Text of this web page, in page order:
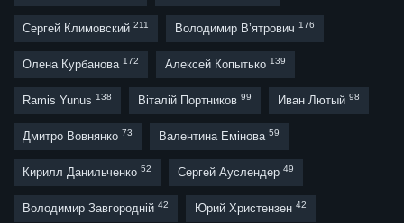
Сергей Климовский 211 Володимир В’ятрович 176
Олена Курбанова 172 Алексей Копытько 139
Ramis Yunus 138 Віталій Портников 99 Иван Лютый 98
Дмитро Вовнянко 73 Валентина Емінова 59
Кирилл Данильченко 52 Сергей Ауслендер 49
Володимир Завгородній 42 Юрий Христензен 42